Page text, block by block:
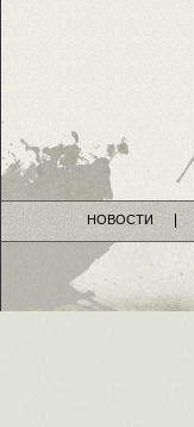
НОВОСТИ